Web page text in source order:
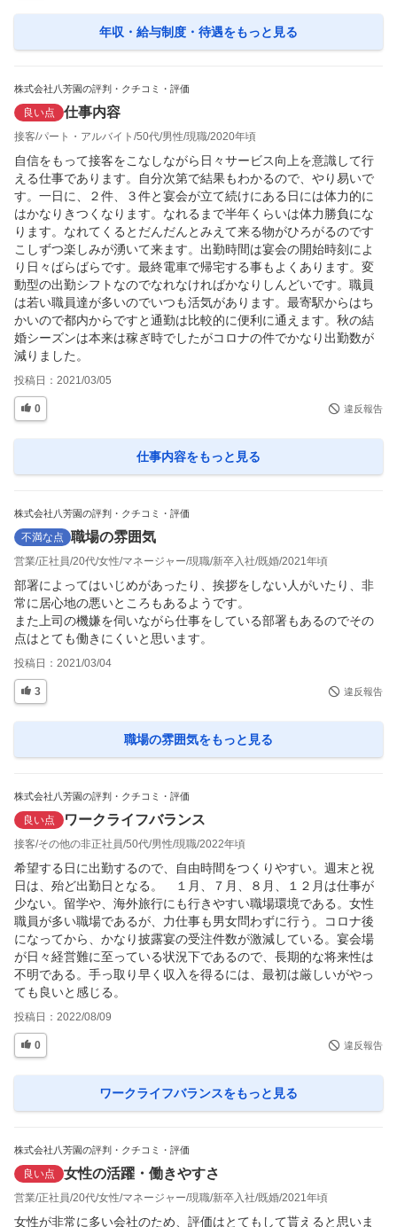
年収・給与制度・待遇をもっと見る
株式会社八芳園の評判・クチコミ・評価
良い点 仕事内容
接客 パート・アルバイト 50代 男性 現職 2020年頃
自信をもって接客をこなしながら日々サービス向上を意識して行
える仕事であります。自分次第で結果もわかるので、やり易いで
す。一日に、２件、３件と宴会が立て続けにある日には体力的に
はかなりきつくなります。なれるまで半年くらいは体力勝負にな
ります。なれてくるとだんだんとみえて来る物がひろがるのです
こしずつ楽しみが湧いて来ます。出勤時間は宴会の開始時刻によ
り日々ばらばらです。最終電車で帰宅する事もよくあります。変
動型の出勤シフトなのでなれなければかなりしんどいです。職員
は若い職員達が多いのでいつも活気があります。最寄駅からはち
かいので都内からですと通勤は比較的に便利に通えます。秋の結
婚シーズンは本来は稼ぎ時でしたがコロナの件でかなり出勤数が
減りました。
投稿日： 2021/03/05
0 違反報告
仕事内容をもっと見る
株式会社八芳園の評判・クチコミ・評価
不満な点 職場の雰囲気
営業 正社員 20代 女性 マネージャー 現職 新卒入社 既婚 2021年頃
部署によってはいじめがあったり、挨拶をしない人がいたり、非
常に居心地の悪いところもあるようです。
また上司の機嫌を伺いながら仕事をしている部署もあるのでその
点はとても働きにくいと思います。
投稿日： 2021/03/04
3 違反報告
職場の雰囲気をもっと見る
株式会社八芳園の評判・クチコミ・評価
良い点 ワークライフバランス
接客 その他の非正社員 50代 男性 現職 2022年頃
希望する日に出勤するので、自由時間をつくりやすい。週末と祝
日は、殆ど出勤日となる。　１月、７月、８月、１２月は仕事が
少ない。留学や、海外旅行にも行きやすい職場環境である。女性
職員が多い職場であるが、力仕事も男女問わずに行う。コロナ後
になってから、かなり披露宴の受注件数が激減している。宴会場
が日々経営難に至っている状況下であるので、長期的な将来性は
不明である。手っ取り早く収入を得るには、最初は厳しいがやっ
ても良いと感じる。
投稿日： 2022/08/09
0 違反報告
ワークライフバランスをもっと見る
株式会社八芳園の評判・クチコミ・評価
良い点 女性の活躍・働きやすさ
営業 正社員 20代 女性 マネージャー 現職 新卒入社 既婚 2021年頃
女性が非常に多い会社のため、評価はとてもして貰えると思いま